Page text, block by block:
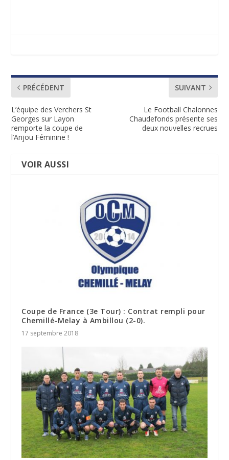
PRÉCÉDENT
L’équipe des Verchers St
Georges sur Layon
remporte la coupe de
l’Anjou Féminine !
SUIVANT
Le Football Chalonnes
Chaudefonds présente ses
deux nouvelles recrues
VOIR AUSSI
Coupe de France (3e Tour) : Contrat rempli pour
Chemillé-Melay à Ambillou (2-0).
17 septembre 2018